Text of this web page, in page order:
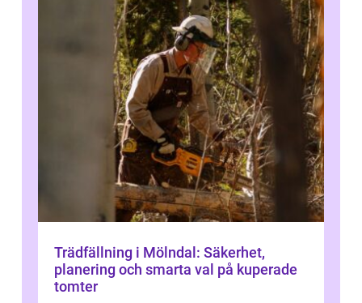
Trädfällning i Mölndal: Säkerhet,
planering och smarta val på kuperade
tomter